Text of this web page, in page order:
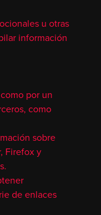
u otras
información
por un
como
sobre
Firefox y
de enlaces